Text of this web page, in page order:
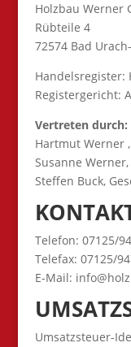
Holzbau Werner
Rübteile 4
72574 Bad
Handelsregister:
Registergericht:
Vertreten durch:
Hartmut Werner
Susanne
Steffen Buck,
Telefon: 07125/
Telefax: 07125/
E-Mail:
Umsatzsteuer-